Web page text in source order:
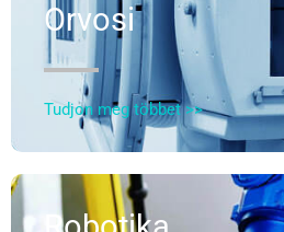
Orvosi
Tudjon meg többet >>